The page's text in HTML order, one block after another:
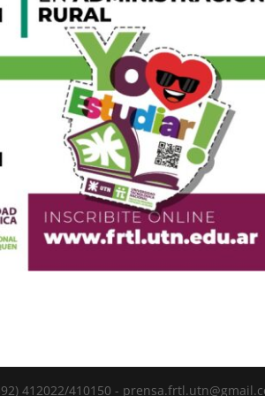
412022/410150 -